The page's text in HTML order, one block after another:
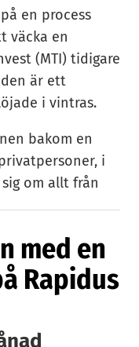
en process
väcka en
(MTI) tidigare
är ett
i vintras.
bakom en
i
om allt från
låna ut pengar
avtalen
med en
Rapidus